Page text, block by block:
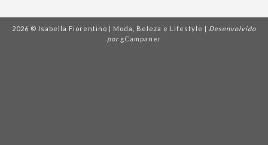
2026 © Isabella Fiorentino | Moda, Beleza e Lifestyle | Desenvolvido
por gCampaner